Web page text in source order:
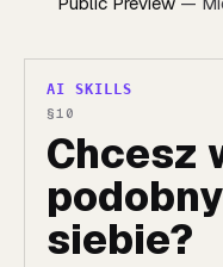
AI SKILLS
Chcesz
siebie?